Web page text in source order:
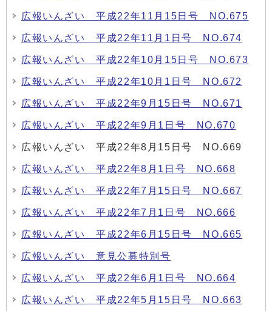
広報いんざい 平成22年11月15日号 NO.675
広報いんざい 平成22年11月1日号 NO.674
広報いんざい 平成22年10月15日号 NO.673
広報いんざい 平成22年10月1日号 NO.672
広報いんざい 平成22年9月15日号 NO.671
広報いんざい 平成22年9月1日号 NO.670
広報いんざい 平成22年8月15日号 NO.669
広報いんざい 平成22年8月1日号 NO.668
広報いんざい 平成22年7月15日号 NO.667
広報いんざい 平成22年7月1日号 NO.666
広報いんざい 平成22年6月15日号 NO.665
広報いんざい 意見公募特別号
広報いんざい 平成22年6月1日号 NO.664
広報いんざい 平成22年5月15日号 NO.663